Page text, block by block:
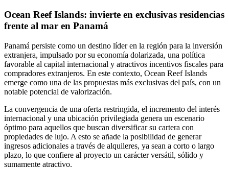
Ocean Reef Islands: invierte en exclusivas residencias
frente al mar en Panamá
Panamá persiste como un destino líder en la región para la inversión
extranjera, impulsado por su economía dolarizada, una política
favorable al capital internacional y atractivos incentivos fiscales para
compradores extranjeros. En este contexto, Ocean Reef Islands
emerge como una de las propuestas más exclusivas del país, con un
notable potencial de valorización.
La convergencia de una oferta restringida, el incremento del interés
internacional y una ubicación privilegiada genera un escenario
óptimo para aquellos que buscan diversificar su cartera con
propiedades de lujo. A esto se añade la posibilidad de generar
ingresos adicionales a través de alquileres, ya sean a corto o largo
plazo, lo que confiere al proyecto un carácter versátil, sólido y
sumamente atractivo.